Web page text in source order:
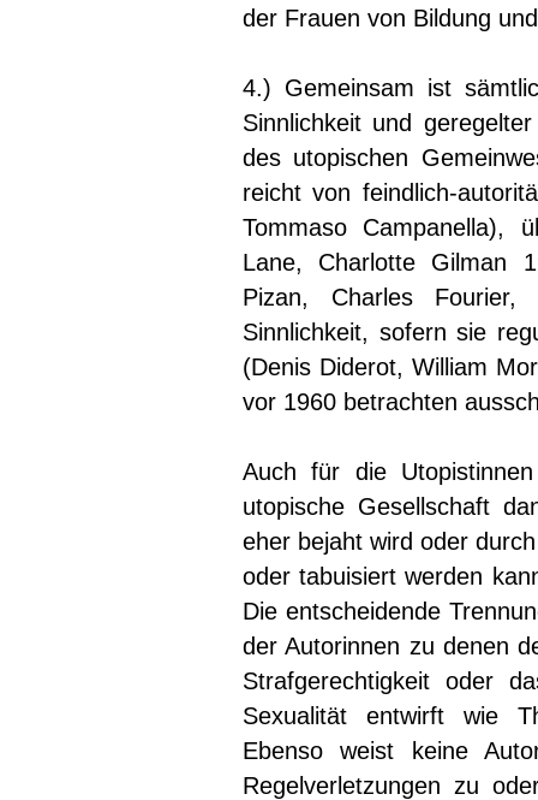
der Frauen von Bildung
4.) Gemeinsam ist
Sinnlichkeit und
des utopischen
reicht von feindlich-
Tommaso Campanella),
Lane, Charlotte Gilman
Pizan, Charles
Sinnlichkeit, sofern sie
(Denis Diderot, William
vor 1960 betrachten
Auch für die
utopische Gesellschaft
eher bejaht wird oder
oder tabuisiert werden
Die entscheidende
der Autorinnen zu denen
Strafgerechtigkeit oder
Sexualität entwirft wie
Ebenso weist keine
Regelverletzungen zu